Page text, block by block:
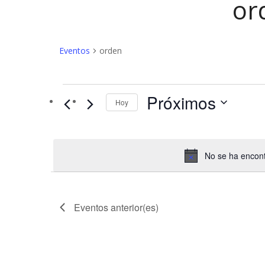
Eventos orden
Eventos
No se ha
Hoy Próximos
Eventosanterior(es)